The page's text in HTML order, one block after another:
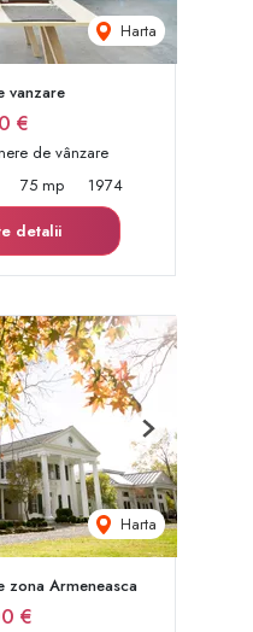
Harta
vanzare
€
de vânzare
75 mp
1974
detalii
Harta
Next
zona Armeneasca
€